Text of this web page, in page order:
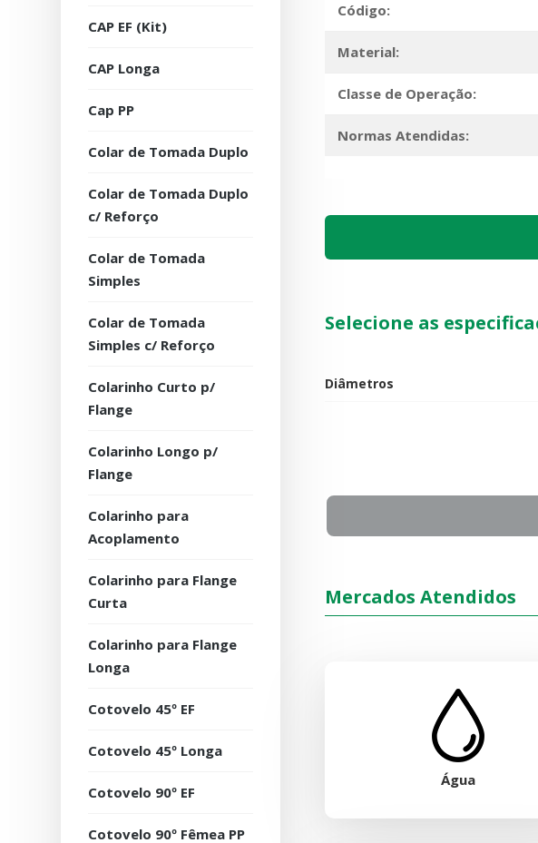
CAP EF (Kit)
CAP Longa
Cap PP
Colar de Tomada Duplo
Colar de Tomada Duplo
c/ Reforço
Colar de Tomada
Simples
Colar de Tomada
Simples c/ Reforço
Colarinho Curto p/
Flange
Colarinho Longo p/
Flange
Colarinho para
Acoplamento
Colarinho para Flange
Curta
Colarinho para Flange
Longa
Cotovelo 45º EF
Cotovelo 45º Longa
Cotovelo 90º EF
Cotovelo 90º Fêmea PP
Código:
Material:
Classe de Operação:
Normas Atendidas:
Selecione as
Diâmetros
Mercados Atendidos
Água